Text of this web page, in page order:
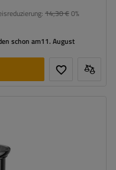
14,30 €0%
schon am11. August